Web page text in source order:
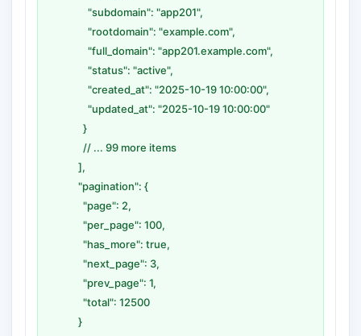
"subdomain": "app201",
"rootdomain": "example.com",
"full_domain": "app201.example.com",
"status": "active",
"created_at": "2025-10-19 10:00:00",
"updated_at": "2025-10-19 10:00:00"
}
// ... 99 more items
],
"pagination": {
"page": 2,
"per_page": 100,
"has_more": true,
"next_page": 3,
"prev_page": 1,
"total": 12500
}